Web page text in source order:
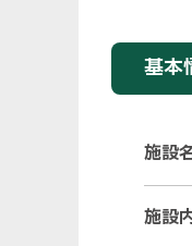
基本
施設
施設